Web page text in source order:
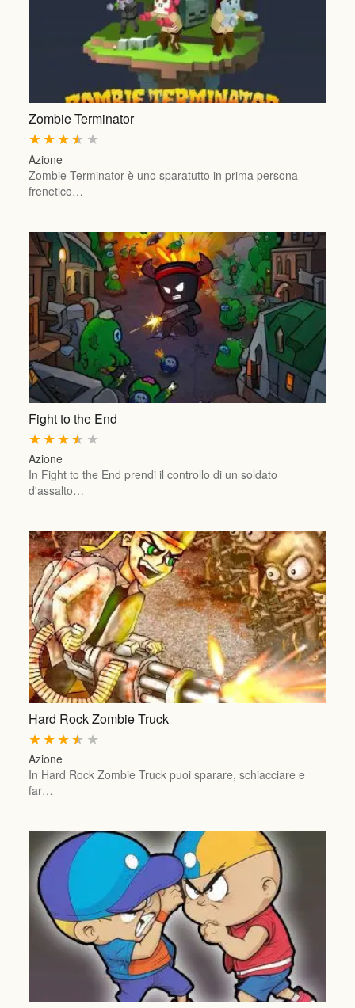
Zombie Terminator
★
★
★
★
★
Azione
Zombie Terminator è uno sparatutto in prima persona
frenetico…
Fight to the End
★
★
★
★
★
Azione
In Fight to the End prendi il controllo di un soldato
d'assalto…
Hard Rock Zombie Truck
★
★
★
★
★
Azione
In Hard Rock Zombie Truck puoi sparare, schiacciare e
far…